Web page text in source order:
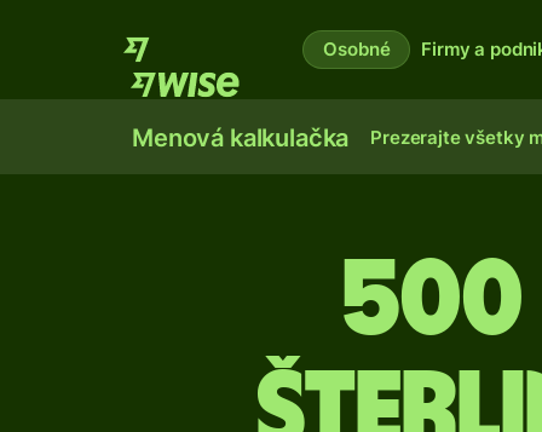
Osobné Firmy a
Menová kalkulačka Prezerajte všetky